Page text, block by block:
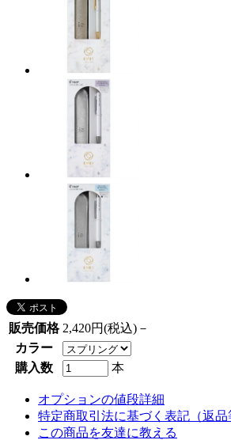
販売価格 2,420円(税込)－
カラー
購入数
本
オプションの値段詳細
特定商取引法に基づく表記（返品
この商品を友達に教える